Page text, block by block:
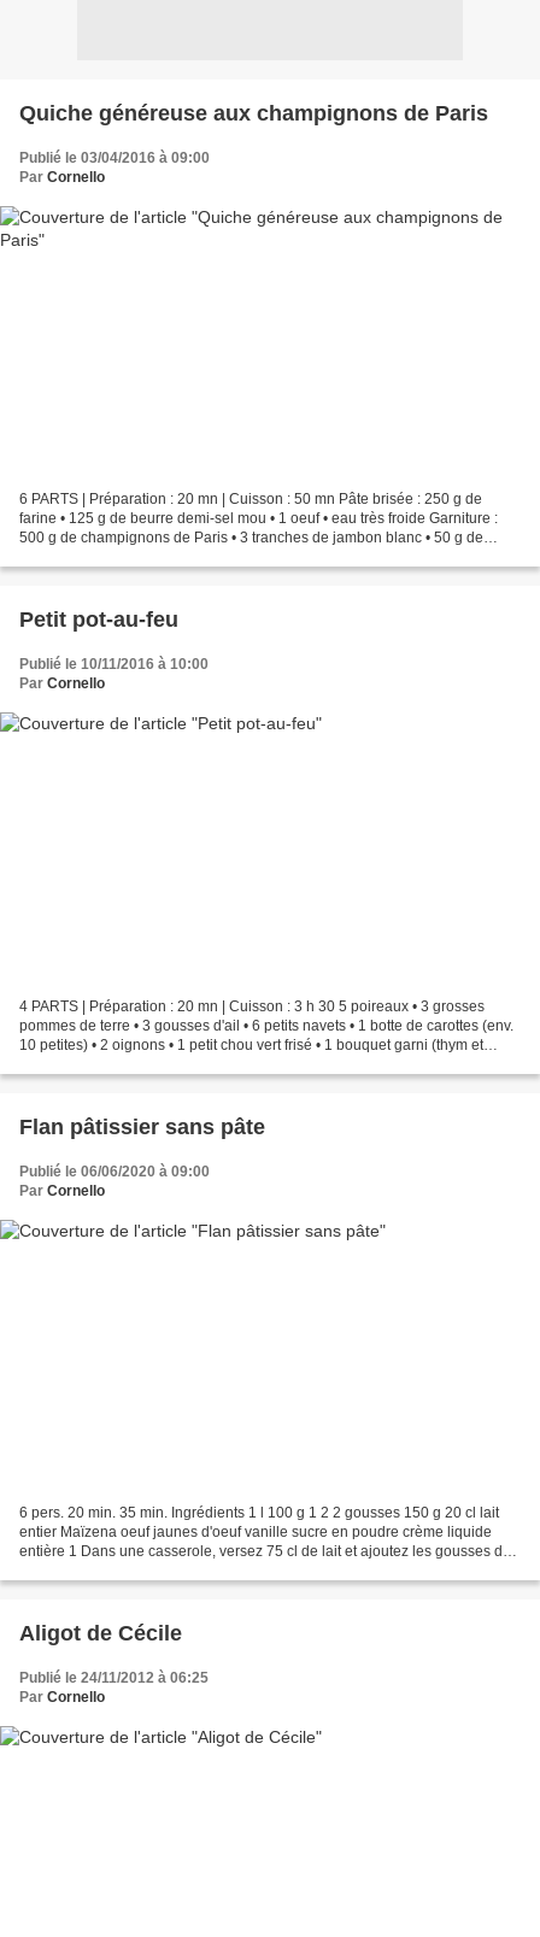
Quiche généreuse aux champignons de Paris
Publié le 03/04/2016 à 09:00
Par Cornello
6 PARTS | Préparation : 20 mn | Cuisson : 50 mn Pâte brisée : 250 g de
farine • 125 g de beurre demi-sel mou • 1 oeuf • eau très froide Garniture :
500 g de champignons de Paris • 3 tranches de jambon blanc • 50 g de
Petit pot-au-feu
Publié le 10/11/2016 à 10:00
Par Cornello
4 PARTS | Préparation : 20 mn | Cuisson : 3 h 30 5 poireaux • 3 grosses
pommes de terre • 3 gousses d'ail • 6 petits navets • 1 botte de carottes (env.
10 petites) • 2 oignons • 1 petit chou vert frisé • 1 bouquet garni (thym et
Flan pâtissier sans pâte
Publié le 06/06/2020 à 09:00
Par Cornello
6 pers. 20 min. 35 min. Ingrédients 1 l 100 g 1 2 2 gousses 150 g 20 cl lait
entier Maïzena oeuf jaunes d'oeuf vanille sucre en poudre crème liquide
entière 1 Dans une casserole, versez 75 cl de lait et ajoutez les gousses de
Aligot de Cécile
Publié le 24/11/2012 à 06:25
Par Cornello